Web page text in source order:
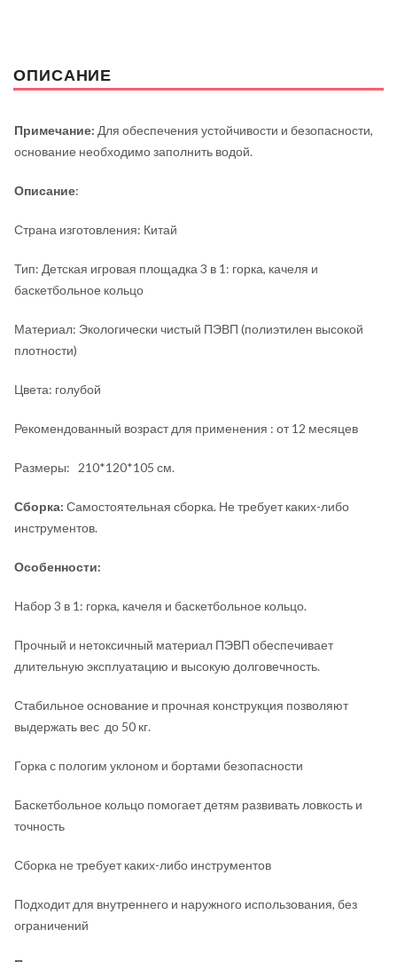
ОПИСАНИЕ
Примечание: Для обеспечения устойчивости и безопасности,
основание необходимо заполнить водой.
Описание:
Страна изготовления: Китай
Тип: Детская игровая площадка 3 в 1: горка, качеля и
баскетбольное кольцо
Материал: Экологически чистый ПЭВП (полиэтилен высокой
плотности)
Цвета: голубой
Рекомендованный возраст для применения : от 12 месяцев
Размеры: 210*120*105 см.
Сборка: Самостоятельная сборка. Не требует каких-либо
инструментов.
Особенности:
Набор 3 в 1: горка, качеля и баскетбольное кольцо.
Прочный и нетоксичный материал ПЭВП обеспечивает
длительную эксплуатацию и высокую долговечность.
Стабильное основание и прочная конструкция позволяют
выдержать вес до 50 кг.
Горка с пологим уклоном и бортами безопасности
Баскетбольное кольцо помогает детям развивать ловкость и
точность
Сборка не требует каких-либо инструментов
Подходит для внутреннего и наружного использования, без
ограничений